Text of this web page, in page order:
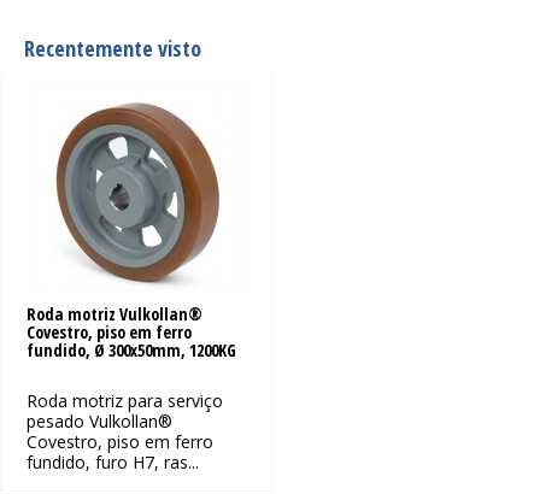
Recentemente visto
Roda motriz Vulkollan®
Covestro, piso em ferro
fundido, Ø 300x50mm, 1200KG
Roda motriz para serviço
pesado Vulkollan®
Covestro, piso em ferro
fundido, furo H7, ras...